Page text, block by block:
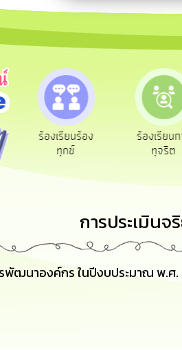
ร้องเรียนการ
ทุจริต
ร้องเรียน
บริหาร
การประเมินจ
รพัฒนาองค์กร ในปีงบประมาณ พ.